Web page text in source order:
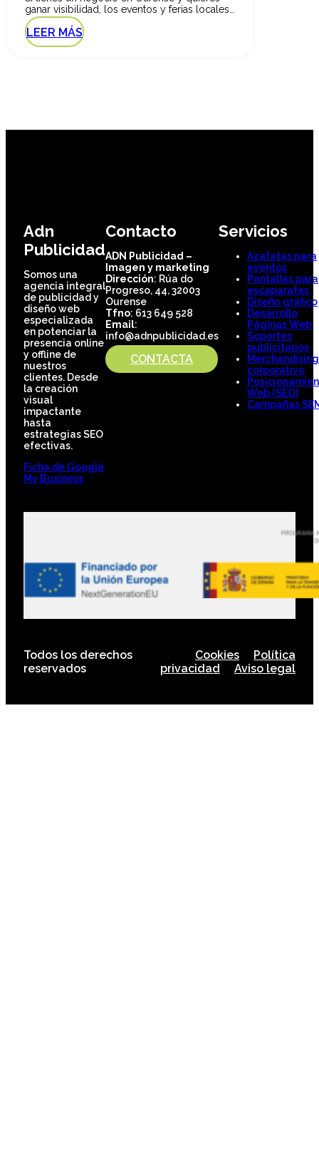
ganar visibilidad, los eventos y ferias locales…
LEER MÁS
Adn
Publicidad
Somos una
agencia integral
de publicidad y
diseño web
especializada
en potenciar la
presencia online
y offline de
nuestros
clientes. Desde
la creación
visual
impactante
hasta
estrategias SEO
efectivas.
Ficha de Google
My Business
Contacto
ADN Publicidad –
Imagen y marketing
Dirección: Rúa do
Progreso, 44, 32003
Ourense
Tfno: 613 649 528
Email:
info@adnpublicidad.es
CONTACTA
Servicios
Azafatas para
eventos
Pantallas para
escaparates
Diseño gráfico
Desarrollo
Páginas Web
Soportes
publicitarios
Merchandising
corporativo
Web (SEO)
Campañas
Todos los derechos
reservados
Cookies
Política
privacidad
Aviso legal